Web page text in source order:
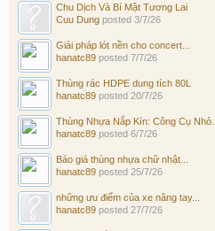
Chu Dịch Và Bí Mật Tương Lai
Cuu Dung posted 3/7/26
Giải pháp lót nền cho concert...
hanatc89 posted 7/7/26
Thùng rác HDPE dung tích 80L
hanatc89 posted 20/7/26
Thùng Nhựa Nắp Kín: Công Cụ Nhỏ...
hanatc89 posted 6/7/26
Báo giá thùng nhựa chữ nhật...
hanatc89 posted 25/7/26
những ưu điểm của xe nâng tay...
hanatc89 posted 27/7/26